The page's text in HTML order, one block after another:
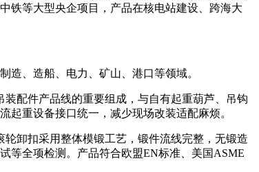
铁等大型央企项目，产品在核电站建设、跨海大
、造船、电力、矿山、港口等领域。
配件产品线的重要组成，与自有起重葫芦、吊钩
重设备接口统一，减少现场改装适配麻烦。
卸扣采用整体模锻工艺，锻件流线完整，无锻造
等全项检测。产品符合欧盟EN标准、美国ASME